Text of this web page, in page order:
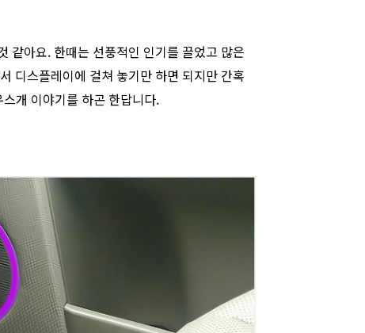
같아요. 한때는 선풍적인 인기를 끌었고 많은
디스플레이에 걸쳐 놓기만 하면 되지만 간혹
개 이야기를 하곤 한답니다.